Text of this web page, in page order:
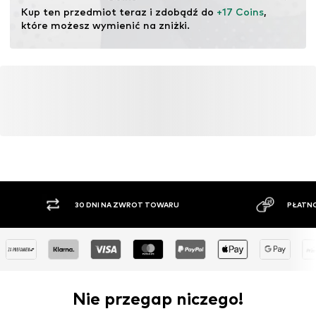
ekosystemów poprzez rolnictwo ekologiczne poprzez
rezygnację z modyfikacji genetycznych oraz ograniczenie
zużycia wody i nawozów chemicznych.
Kup ten przedmiot teraz i zdobądź do +17 Coins,
które możesz wymienić na zniżki.
30 DNI NA ZWROT TOWARU PŁATNOŚĆ ZA
Nie przegap niczego!